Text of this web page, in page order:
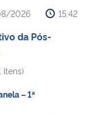
2026 15:42
da Pós-
itens)
– 1ª